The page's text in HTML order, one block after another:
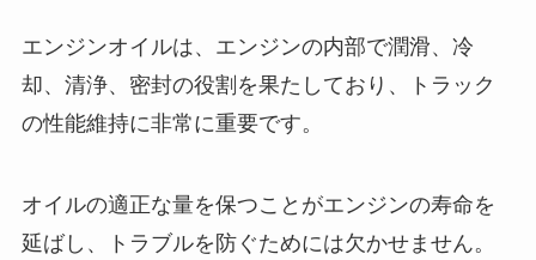
エンジンオイルは、エンジンの内部で潤滑、冷
却、清浄、密封の役割を果たしており、トラック
の性能維持に非常に重要です。
オイルの適正な量を保つことがエンジンの寿命を
延ばし、トラブルを防ぐためには欠かせません。